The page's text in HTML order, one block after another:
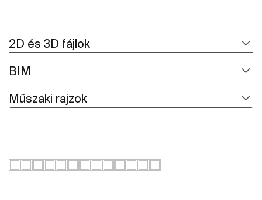
2D és 3D fájlok
BIM
Műszaki rajzok